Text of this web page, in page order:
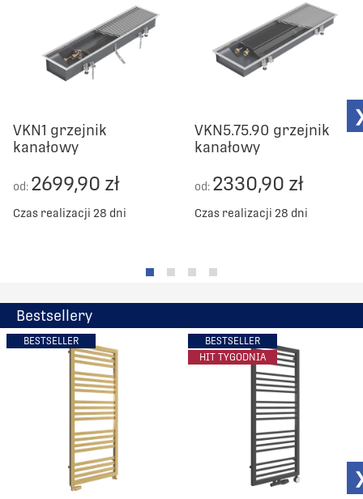
VKN1 grzejnik
kanałowy
od: 2699,90 zł
Czas realizacji 28 dni
VKN5.75.90 grzejnik
kanałowy
od: 2330,90 zł
Czas realizacji 28 dni
Bestsellery
BESTSELLER
BESTSELLER
HIT TYGODNIA